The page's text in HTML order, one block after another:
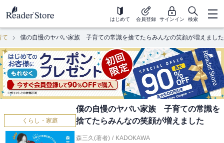
はじめて 会員登録 サインイン 検索
て 僕の自慢のヤバい家族 子育ての常識を捨てたらみんなの笑顔が増えました
くらし・家庭
僕の自慢のヤバい家族 子育ての常識を
捨てたらみんなの笑顔が増えました
森三久(著者) / KADOKAWA